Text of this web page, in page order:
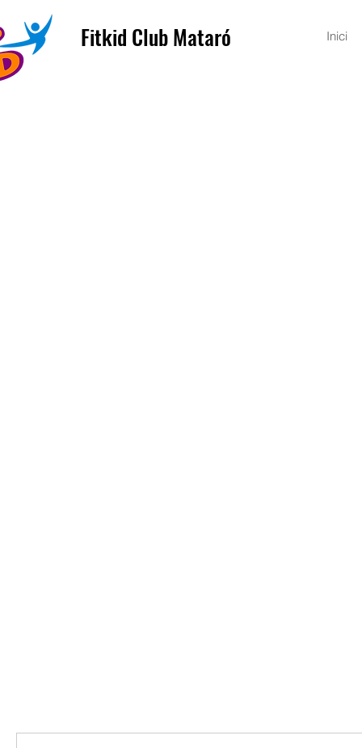
Inici
Fitkid Club Mataró